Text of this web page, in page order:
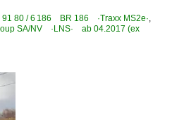
91 80 / 6 186 BR 186 ·Traxx MS2e·,
SA/NV ·LNS· ab 04.2017 (ex